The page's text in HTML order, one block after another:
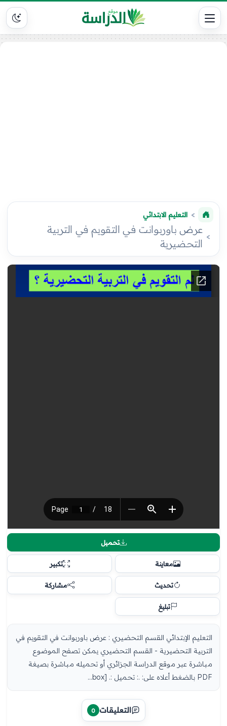
التعليم الابتدائي
عرض باوربوانت في التقويم في التربية
التحضيرية
تحميل
معاينة تكبير
تحديث مشاركة
تبليغ
التعليم الإبتدائي القسم التحضيري : عرض باوربوانت في التقويم في
التربية التحضيرية - القسم التحضيري يمكن تصفح الموضوع
مباشرة عبر موقع الدراسة الجزائري أو تحميله مباشرة بصيغة
PDF بالضغط أعلاه على: .: تحميل :. [box...
التعليقات 0